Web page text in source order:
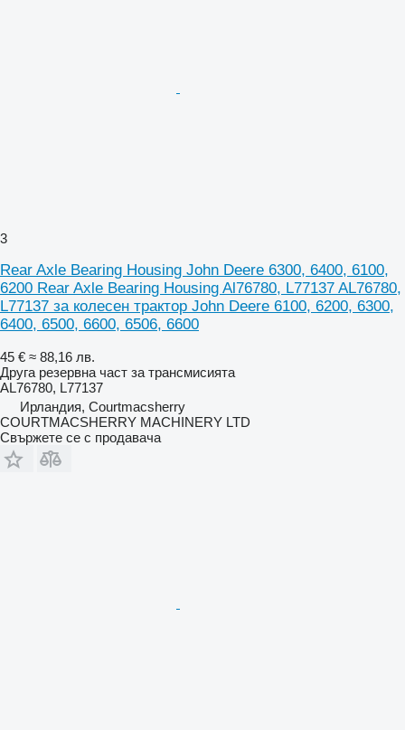
3
Rear Axle Bearing Housing John Deere 6300, 6400, 6100,
6200 Rear Axle Bearing Housing Al76780, L77137 AL76780,
L77137 за колесен трактор John Deere 6100, 6200, 6300,
6400, 6500, 6600, 6506, 6600
45 € ≈ 88,16 лв.
Друга резервна част за трансмисията
AL76780, L77137
Ирландия, Courtmacsherry
COURTMACSHERRY MACHINERY LTD
Свържете се с продавача